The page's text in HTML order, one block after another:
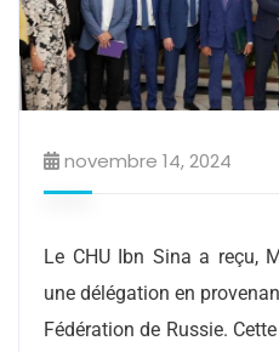
novembre 14, 2024
Le CHU Ibn Sina a reçu,
une délégation en
Fédération de Russie.